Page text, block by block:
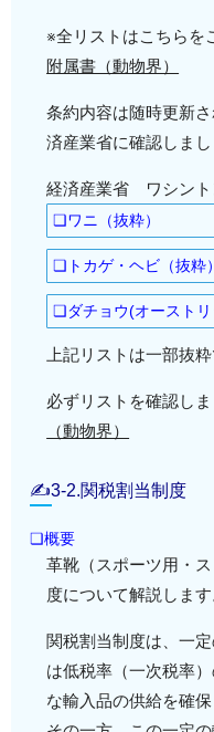
※全リストはこちらを
附属書（動物界）
条約内容は随時更新
済産業省に確認しまし
経済産業省 ワシント
❏ワニ（抜粋）
CROCODYLIA《
Alligators,
類、ｶｲﾏﾝ類、ｸﾛｺﾀ
CROCODYLIA《ワ
Alligators,
Crocodylidae〈ク
CROCODYLIA《
ビアル科〉
❏トカゲ・ヘビ（抜粋）
Sphenodontidae〈
as(ムカシトカゲ)
SAURIA《トカゲ
マ科(キノボリトカ
Agamidae Spiny-
SAURIA《トカゲ
SAURIA《トカゲ
es〈アノールトカ
科〉 Boas(ボア類)
SERPENTES《ヘ
ミヘビ科〉
❏ダチョウ(オーストリ
Struthionidae〈ダ
ョウ類)
TINAMIFORMES
(シギダチョウ類)
上記リストは一部抜粋
必ずリストを確認しま
（動物界）
✍3-2.関税割当制度
❏概要
革靴（スポーツ用・
度について解説します
関税割当制度は、一
は低税率（一次税率
な輸入品の供給を確保